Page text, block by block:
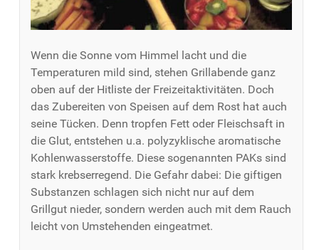
Wenn die Sonne vom Himmel lacht und die
Temperaturen mild sind, stehen Grillabende ganz
oben auf der Hitliste der Freizeitaktivitäten. Doch
das Zubereiten von Speisen auf dem Rost hat auch
seine Tücken. Denn tropfen Fett oder Fleischsaft in
die Glut, entstehen u.a. polyzyklische aromatische
Kohlenwasserstoffe. Diese sogenannten PAKs sind
stark krebserregend. Die Gefahr dabei: Die giftigen
Substanzen schlagen sich nicht nur auf dem
Grillgut nieder, sondern werden auch mit dem Rauch
leicht von Umstehenden eingeatmet.